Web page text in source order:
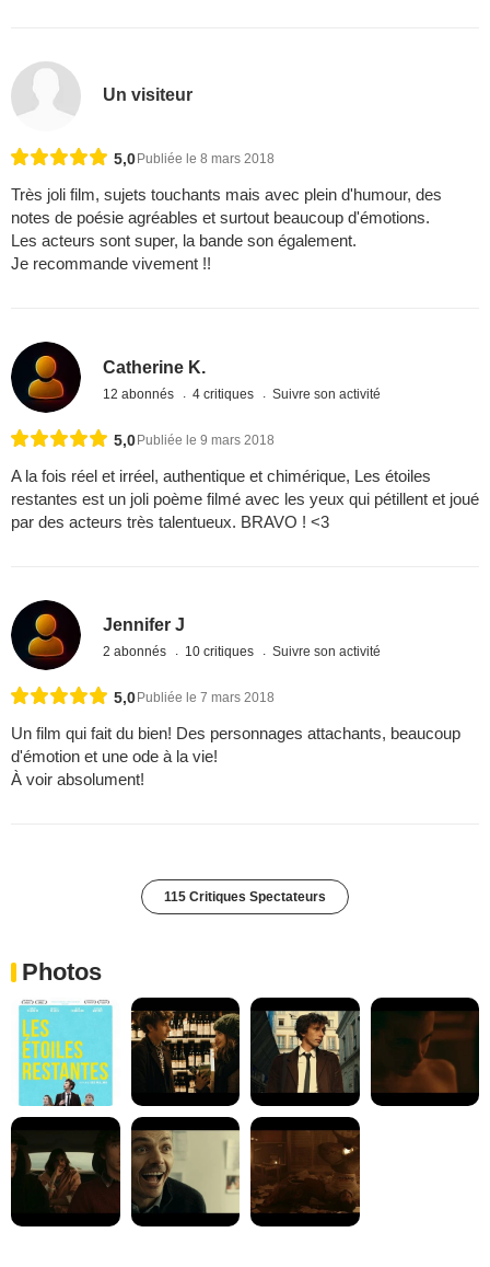
Un visiteur
5,0 Publiée le 8 mars 2018
Très joli film, sujets touchants mais avec plein d'humour, des
notes de poésie agréables et surtout beaucoup d'émotions.
Les acteurs sont super, la bande son également.
Je recommande vivement !!
Catherine K.
12 abonnés 4 critiques Suivre son activité
5,0Publiée le 9 mars 2018
A la fois réel et irréel, authentique et chimérique, Les étoiles
restantes est un joli poème filmé avec les yeux qui pétillent et joué
par des acteurs très talentueux. BRAVO ! <3
Jennifer J
2 abonnés 10 critiques Suivre son activité
5,0 Publiée le 7 mars 2018
Un film qui fait du bien! Des personnages attachants, beaucoup
d'émotion et une ode à la vie!
À voir absolument!
115 Critiques Spectateurs
Photos